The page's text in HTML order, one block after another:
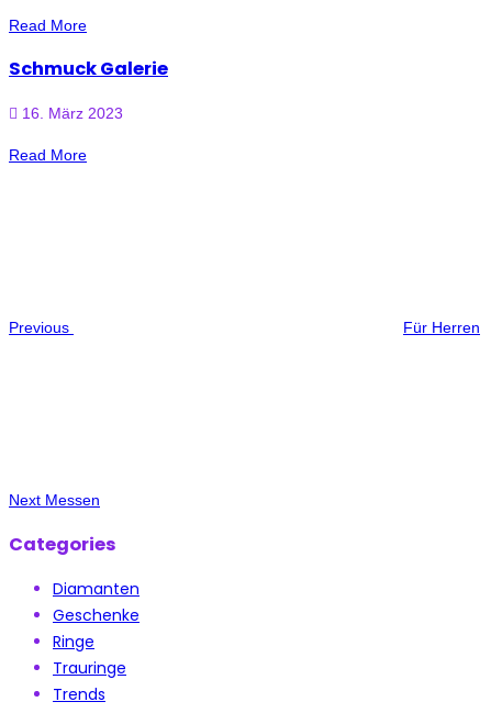
Read More
Schmuck Galerie
16. März 2023
Read More
Previous
Für Herren
Next Messen
Categories
Diamanten
Geschenke
Ringe
Trauringe
Trends